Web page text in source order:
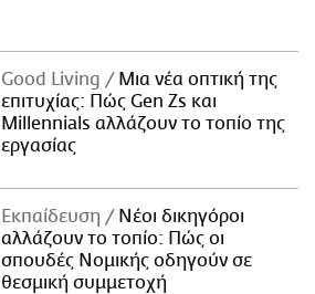
Good Living
Μια νέα οπτική της
επιτυχίας: Πώς Gen Zs και
Millennials αλλάζουν το τοπίο της
εργασίας
Εκπαίδευση
Νέοι δικηγόροι
αλλάζουν το τοπίο: Πώς οι
σπουδές Νομικής οδηγούν σε
θεσμική συμμετοχή